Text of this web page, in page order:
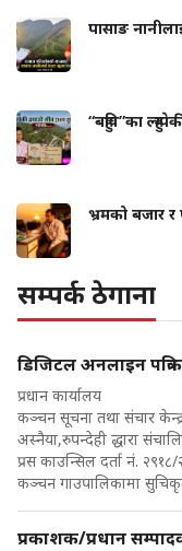
पासाङ
“बहुवि”का
भ्रमको बजार
सम्पर्क ठेगाना
डिजिटल अनलाइन
प्रधान कार्यालय
कञ्चन सूचना तथा संचार
अस्नैया,रुपन्देही द्धारा
प्रस काउन्सिल दर्ता नं.
कञ्चन गाउपालिकामा
प्रकाशक/प्रधान